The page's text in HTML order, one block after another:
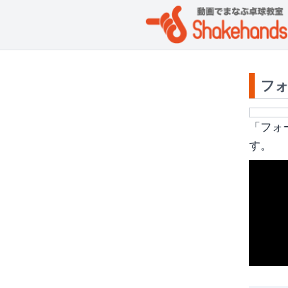
フ
「フォ
す。